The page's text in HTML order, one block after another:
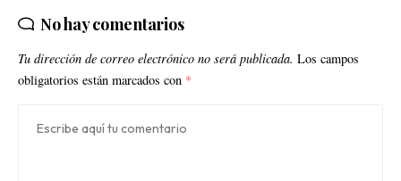
No hay comentarios
Tu dirección de correo electrónico no será publicada. Los campos
obligatorios están marcados con *